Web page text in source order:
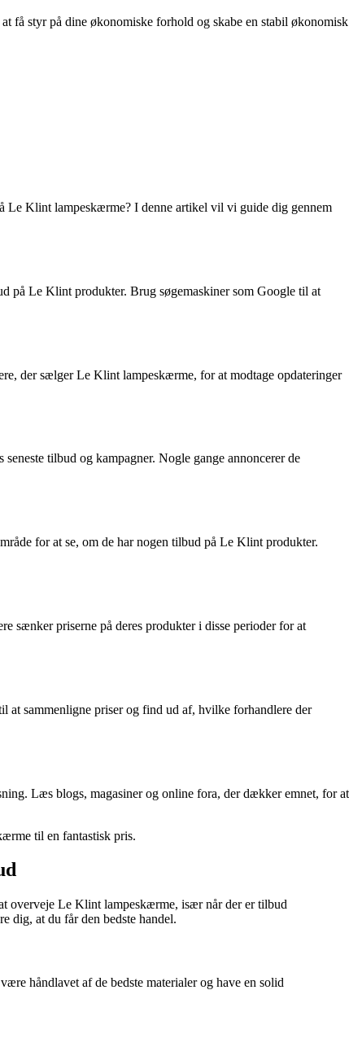
få styr på dine økonomiske forhold og skabe en stabil økonomisk
Le Klint lampeskærme? I denne artikel vil vi guide dig gennem
på Le Klint produkter. Brug søgemaskiner som Google til at
der sælger Le Klint lampeskærme, for at modtage opdateringer
tilbud og kampagner. Nogle gange annoncerer de
for at se, om de har nogen tilbud på Le Klint produkter.
sænker priserne på deres produkter i disse perioder for at
at sammenligne priser og find ud af, hvilke forhandlere der
Læs blogs, magasiner og online fora, der dækker emnet, for at
til en fantastisk pris.
overveje Le Klint lampeskærme, især når der er tilbud
dig, at du får den bedste handel.
håndlavet af de bedste materialer og have en solid